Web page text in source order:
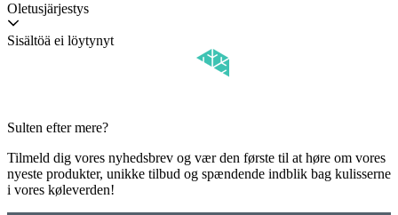
Oletusjärjestys
Sisältöä ei löytynyt
Sulten efter mere?
Tilmeld dig vores nyhedsbrev og vær den første til at høre om vores
nyeste produkter, unikke tilbud og spændende indblik bag kulisserne
i vores køleverden!